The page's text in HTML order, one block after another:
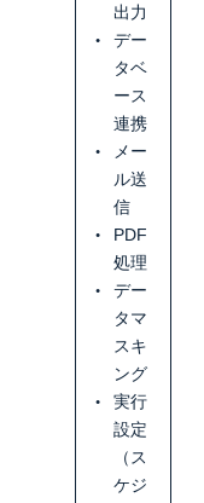
出力
デー
タベ
ース
連携
メー
ル送
信
PDF
処理
デー
タマ
スキ
ング
実行
設定
（ス
ケジ